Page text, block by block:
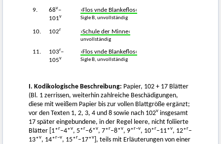
9. 68v–
101v
›Flos vnde Blankeflos‹
Sigle B, unvollständig
10. 102r ›Schule der Minne‹
unvollständig
11. 103r–
105v
›Flos vnde Blankeflos‹
Sigle B, unvollständig
I. Kodikologische Beschreibung: Papier, 102 + 17 Blätter
(Bl. 1 zerrissen, weiterhin zahlreiche Beschädigungen,
diese mit weißem Papier bis zur vollen Blattgröße ergänzt;
vor den Texten 1, 2, 3, 4 und 8 sowie nach 102v insgesamt
17 später eingebundene, in der Regel leere, nicht foliierte
Blätter [1*r–4*v, 5*r–6*v, 7*r–8*v, 9*r–v, 10*r–11*v, 12*r–
13*v, 14*r–v, 15*r–17*v ], teils mit Erläuterungen von einer